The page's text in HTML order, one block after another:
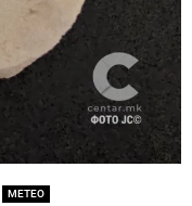
МЕТЕО